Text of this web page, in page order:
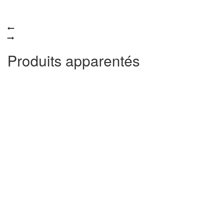
Produits apparentés